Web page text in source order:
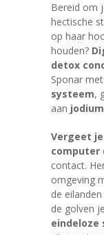
Bereid om
hectische
op haar
houden?
detox
Sponar
systeem,
aan
Vergeet
computer
contact.
omgeving
de
de golven
eindeloze